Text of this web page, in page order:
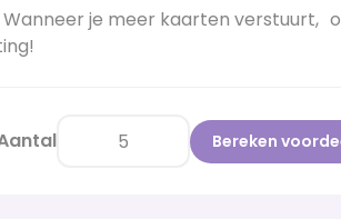
je meer kaarten verstuurt,
Bereken